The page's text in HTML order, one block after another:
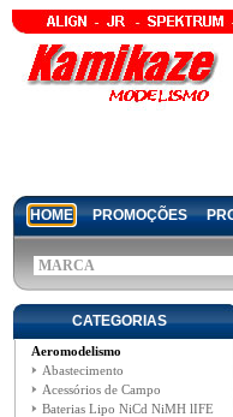
HOME PROMOÇÕES
CATEGORIAS
Aeromodelismo
Abastecimento
Acessórios de Campo
Baterias Lipo NiCd NiMH lIFE